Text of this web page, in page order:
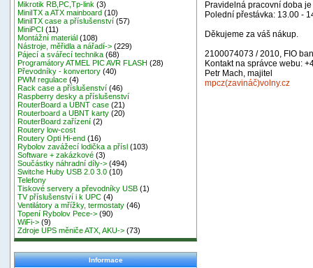
Mikrotik RB,PC,Tp-link (3)
MiniITX a ATX mainboard (10)
MiniITX case a příslušenství (57)
MiniPCI (11)
Montážní materiál (108)
Nástroje, měřidla a nářadí-> (229)
Pájecí a svářecí technika (68)
Programátory ATMEL PIC AVR FLASH (28)
Převodníky - konvertory (40)
PWM regulace (4)
Rack case a příslušenství (46)
Raspberry desky a příslušenství
RouterBoard a UBNT case (21)
Routerboard a UBNT karty (20)
RouterBoard zařízení (2)
Routery low-cost
Routery Opti Hi-end (16)
Rybolov zavážecí lodička a přísl (103)
Software + zakázkové (3)
Součástky náhradní díly-> (494)
Switche Huby USB 2.0 3.0 (10)
Telefony
Tiskové servery a převodníky USB (1)
TV příslušenství i k UPC (4)
Ventilátory a mřížky, termostaty (46)
Topení Rybolov Pece-> (90)
WiFi-> (9)
Zdroje UPS měniče ATX, AKU-> (73)
Informace
Pravidelná pracovní doba
Polední přestávka: 13.00 -
Děkujeme za váš nákup.
2100074073 / 2010, FIO
Kontakt na správce webu:
Petr Mach, majitel
mpcz(zavináč)volny.cz